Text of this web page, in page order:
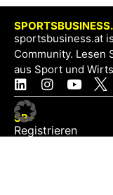
sportsbusiness.at
Community. Lesen
aus Sport und
SB+
Registrieren